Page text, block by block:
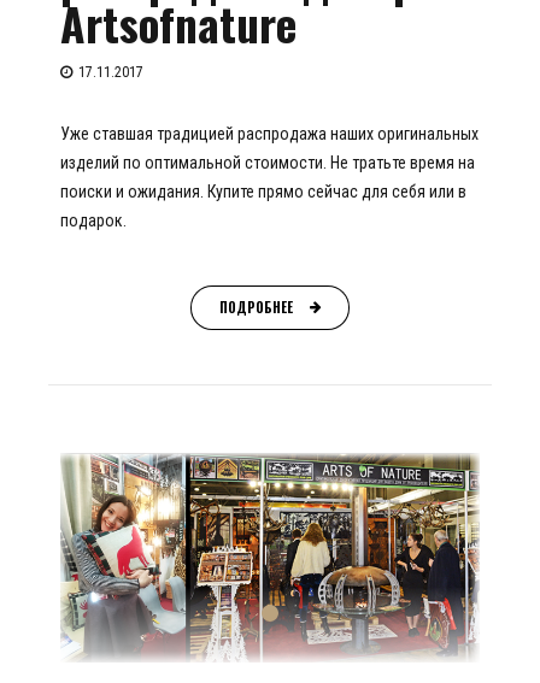
Artsofnature
17.11.2017
Уже ставшая традицией распродажа наших оригинальных
изделий по оптимальной стоимости. Не тратьте время на
поиски и ожидания. Купите прямо сейчас для себя или в
подарок.
ПОДРОБНЕЕ